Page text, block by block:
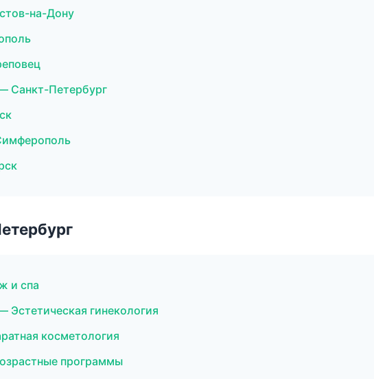
на-Дону
Санкт-Петербург
и спа
Эстетическая гинекология
косметология
программы